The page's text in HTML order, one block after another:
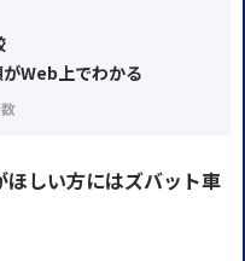
Web上でわかる
しい方にはズバット車